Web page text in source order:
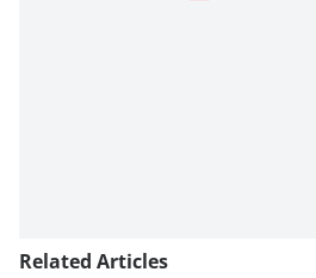
Related Articles